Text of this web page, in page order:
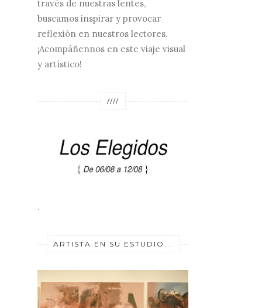
través de nuestras lentes,
buscamos inspirar y provocar
reflexión en nuestros lectores.
¡Acompáñennos en este viaje visual
y artístico!
////
.
ARTISTA EN SU ESTUDIO...